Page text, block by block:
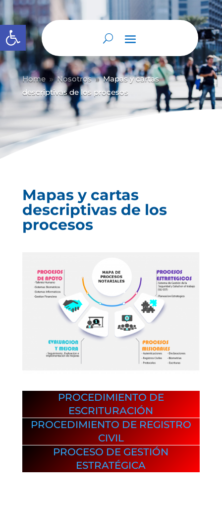
Abrir barra de herramientas
Home 9 Nosotros 9 Mapas y cartas
descriptivas de los procesos
Mapas y cartas
descriptivas de los
procesos
PROCEDIMIENTO DE
ESCRITURACIÓN
PROCEDIMIENTO DE REGISTRO
CIVIL
PROCESO DE GESTIÓN
ESTRATÉGICA